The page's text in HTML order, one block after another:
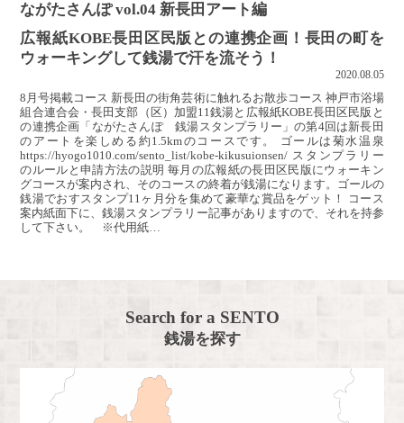
ながたさんぽ vol.04 新長田アート編
広報紙KOBE長田区民版との連携企画！長田の町を
ウォーキングして銭湯で汗を流そう！
2020.08.05
8月号掲載コース 新長田の街角芸術に触れるお散歩コース 神戸市浴場
組合連合会・長田支部（区）加盟11銭湯と広報紙KOBE長田区民版と
の連携企画「ながたさんぽ 銭湯スタンプラリー」の第4回は新長田
のアートを楽しめる約1.5kmのコースです。 ゴールは菊水温泉
https://hyogo1010.com/sento_list/kobe-kikusuionsen/ スタンプラリー
のルールと申請方法の説明 毎月の広報紙の長田区民版にウォーキン
グコースが案内され、そのコースの終着が銭湯になります。ゴールの
銭湯でおすスタンプ11ヶ月分を集めて豪華な賞品をゲット！ コース
案内紙面下に、銭湯スタンプラリー記事がありますので、それを持参
して下さい。 ※代用紙…
Search for a SENTO
銭湯を探す